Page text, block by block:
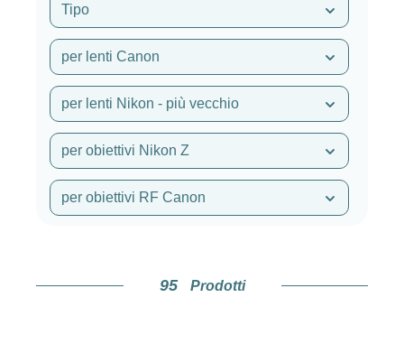
Tipo
per lenti Canon
per lenti Nikon - più vecchio
per obiettivi Nikon Z
per obiettivi RF Canon
95 Prodotti